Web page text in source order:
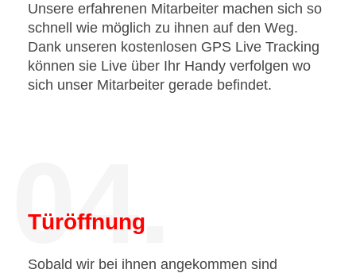
Unsere erfahrenen Mitarbeiter machen sich so
schnell wie möglich zu ihnen auf den Weg.
Dank unseren kostenlosen GPS Live Tracking
können sie Live über Ihr Handy verfolgen wo
sich unser Mitarbeiter gerade befindet.
04.
Türöffnung
Sobald wir bei ihnen angekommen sind